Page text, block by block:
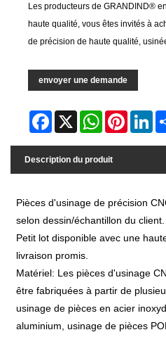
Les producteurs de GRANDIND®
haute qualité, vous êtes invités à
de précision de haute qualité,
envoyer une demande
Facebook
X WhatsAppPinterest
Description du produit
Pièces d'usinage de précision
selon dessin/échantillon du client.
Petit lot disponible avec une
livraison promis.
Matériel: Les pièces d'usinage
être fabriquées à partir de
usinage de pièces en acier
aluminium, usinage de pièces